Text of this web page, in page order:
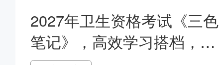
2027年卫生资格考试《三色
笔记》，高效学习搭档，省